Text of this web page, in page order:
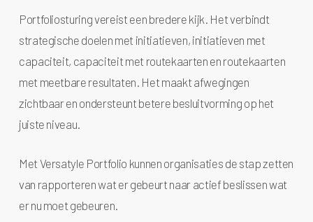
Portfoliosturing vereist een bredere kijk. Het verbindt
strategische doelen met initiatieven, initiatieven met
capaciteit, capaciteit met routekaarten en routekaarten
met meetbare resultaten. Het maakt afwegingen
zichtbaar en ondersteunt betere besluitvorming op het
juiste niveau.
Met Versatyle Portfolio kunnen organisaties de stap zetten
van rapporteren wat er gebeurt naar actief beslissen wat
er nu moet gebeuren.